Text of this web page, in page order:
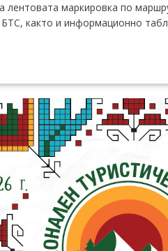
маркировка по
БТС, както и информационно